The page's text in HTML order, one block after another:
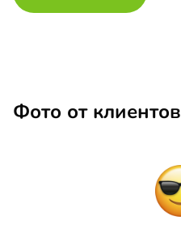
Фото от клиентов